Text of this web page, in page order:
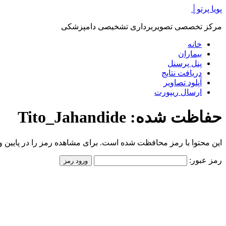
پرش
محتوا
پویا پرتو│
مرکز تخصصی تصویربرداری تشخیصی دامپزشکی
خانه
بیماران
پنل پرسنل
دریافت نتایج
آپلود تصاویر
ارسال ریپورت
حفاظت شده: Tito_Jahandide
این محتوا با رمز محافظت شده است. برای مشاهده رمز را در پایین
رمز عبور: